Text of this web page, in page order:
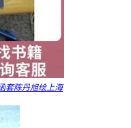
套陈丹旭绘上海